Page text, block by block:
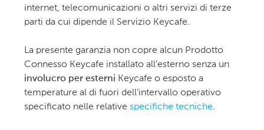
internet, telecomunicazioni o altri servizi di terze
parti da cui dipende il Servizio Keycafe.
La presente garanzia non copre alcun Prodotto
Connesso Keycafe installato all’esterno senza un
involucro per esterni Keycafe o esposto a
temperature al di fuori dell’intervallo operativo
specificato nelle relative specifiche tecniche.